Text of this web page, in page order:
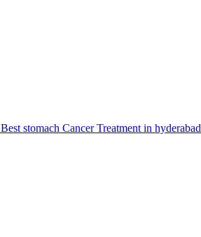
stomach Cancer Treatment in hyderabad